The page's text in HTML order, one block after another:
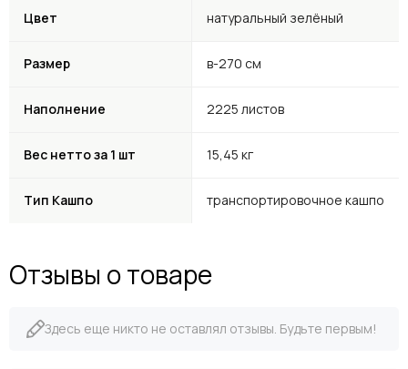
Цвет натуральный зелёный
Размер в-270 см
Наполнение 2225 листов
Вес нетто за 1 шт 15,45 кг
Тип Кашпо транспортировочное кашпо
Отзывы о товаре
Здесь еще никто не оставлял отзывы. Будьте первым!